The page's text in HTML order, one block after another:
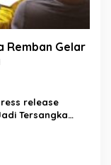
Remban Gelar
release
Tersangka
ALS dan